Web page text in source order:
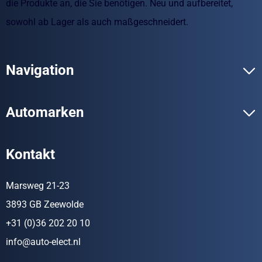
die Produkte an, die Sie benötigen. Neu und aufbereitet,
sowohl ab Lager als auch maßgeschneidert.
Navigation
Automarken
Kontakt
Marsweg 21-23
3893 GB Zeewolde
+31 (0)36 202 20 10
info@auto-elect.nl